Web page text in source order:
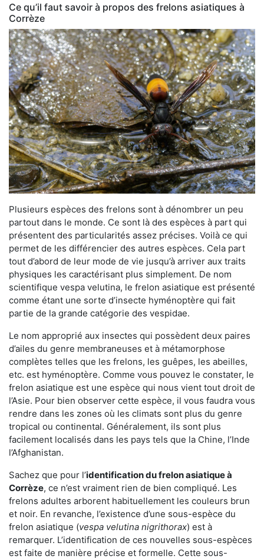
Ce qu’il faut savoir à propos des frelons asiatiques à
Corrèze
Plusieurs espèces des frelons sont à dénombrer un peu
partout dans le monde. Ce sont là des espèces à part qui
présentent des particularités assez précises. Voilà ce qui
permet de les différencier des autres espèces. Cela part
tout d’abord de leur mode de vie jusqu’à arriver aux traits
physiques les caractérisant plus simplement. De nom
scientifique vespa velutina, le frelon asiatique est présenté
comme étant une sorte d’insecte hyménoptère qui fait
partie de la grande catégorie des vespidae.
Le nom approprié aux insectes qui possèdent deux paires
d’ailes du genre membraneuses et à métamorphose
complètes telles que les frelons, les guêpes, les abeilles,
etc. est hyménoptère. Comme vous pouvez le constater, le
frelon asiatique est une espèce qui nous vient tout droit de
l’Asie. Pour bien observer cette espèce, il vous faudra vous
rendre dans les zones où les climats sont plus du genre
tropical ou continental. Généralement, ils sont plus
facilement localisés dans les pays tels que la Chine, l’Inde
l’Afghanistan.
Sachez que pour l’identification du frelon asiatiqueà
Corrèze, ce n’est vraiment rien de bien compliqué. Les
frelons adultes arborent habituellement les couleurs brun
et noir. En revanche, l’existence d’une sous-espèce du
frelon asiatique (vespa velutina nigrithorax) est à
remarquer. L’identification de ces nouvelles sous-espèces
est faite de manière précise et formelle. Cette sous-